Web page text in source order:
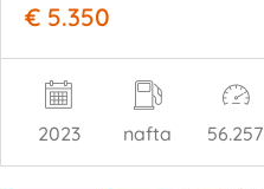
€ 5.350
2023 nafta 56.257